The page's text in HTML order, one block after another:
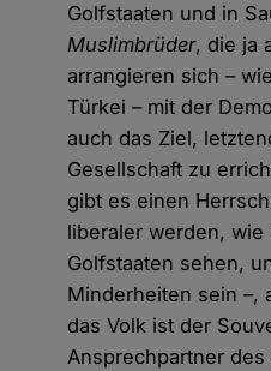
Golfstaaten und in
Muslimbrüder, die ja
arrangieren sich –
Türkei – mit der
auch das Ziel,
Gesellschaft zu
gibt es einen
liberaler werden, wie
Golfstaaten sehen,
Minderheiten sein –,
das Volk ist der
Ansprechpartner des